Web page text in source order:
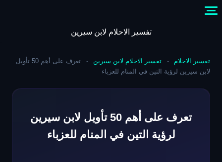
content
تفسير الاحلام لابن سيرين
تفسير الاحلام - تفسير الاحلام لابن سيرين -
تعرف على أهم 50 تأويل
لابن سيرين لرؤية التين في المنام للعزباء
تعرف على أهم 50 تأويل لابن سيرين
لرؤية التين في المنام للعزباء